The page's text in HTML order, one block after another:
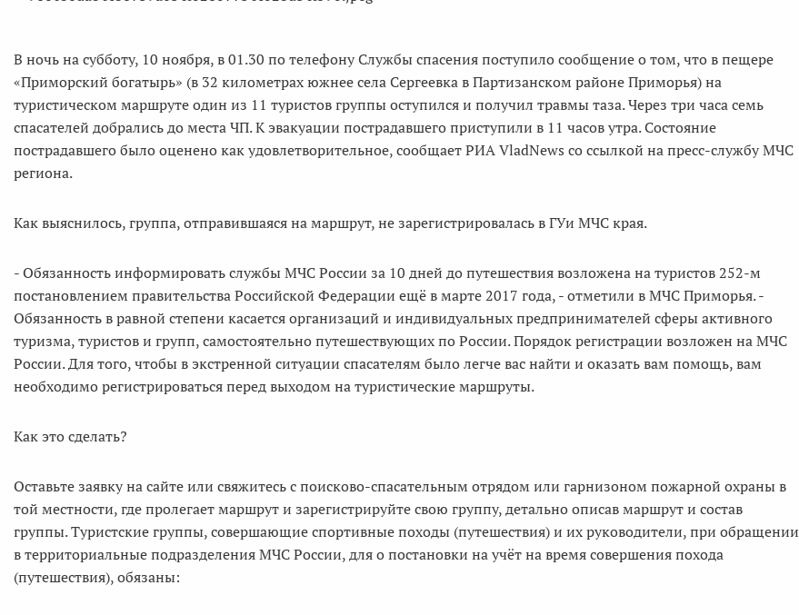
В ночь на субботу, 10 ноября, в 01.30 по телефону Службы спасения поступило сообщение о том, что в пещере
«Приморский богатырь» (в 32 километрах южнее села Сергеевка в Партизанском районе Приморья) на
туристическом маршруте один из 11 туристов группы оступился и получил травмы таза. Через три часа семь
спасателей добрались до места ЧП. К эвакуации пострадавшего приступили в 11 часов утра. Состояние
пострадавшего было оценено как удовлетворительное, сообщает РИА VladNews со ссылкой на пресс-службу МЧС
региона.
Как выяснилось, группа, отправившаяся на маршрут, не зарегистрировалась в ГУи МЧС края.
- Обязанность информировать службы МЧС России за 10 дней до путешествия возложена на туристов 252-м
постановлением правительства Российской Федерации ещё в марте 2017 года, - отметили в МЧС Приморья. -
Обязанность в равной степени касается организаций и индивидуальных предпринимателей сферы активного
туризма, туристов и групп, самостоятельно путешествующих по России. Порядок регистрации возложен на МЧС
России. Для того, чтобы в экстренной ситуации спасателям было легче вас найти и оказать вам помощь, вам
необходимо регистрироваться перед выходом на туристические маршруты.
Как это сделать?
Оставьте заявку на сайте или свяжитесь с поисково-спасательным отрядом или гарнизоном пожарной охраны в
той местности, где пролегает маршрут и зарегистрируйте свою группу, детально описав маршрут и состав
группы. Туристские группы, совершающие спортивные походы (путешествия) и их руководители, при обращении
в территориальные подразделения МЧС России, для о постановки на учёт на время совершения похода
(путешествия), обязаны: